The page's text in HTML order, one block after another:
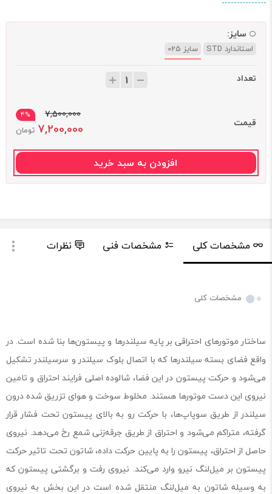
سایز:
استاندارد STD سایز 025
تعداد
قیمت
7,500,000
4%
7,200,000 تومان
افزودن به سبد خرید
مشخصات کلی مشخصات فنی نظرات
مشخصات کلی
ساختار موتورهای احتراقی بر پایه سیلندرها و پیستون‌ها بنا شده است. در
واقع فضای بسته سیلندرها که با اتصال بلوک سیلندر و سرسیلندر تشکیل
می‌شود و حرکت پیستون در این فضا، شالوده اصلی فرایند احتراق و تامین
نیروی این دست موتورها هستند. مخلوط سوخت و هوای تزریق شده درون
سیلندر از طریق سوپاپ‌ها، با حرکت رو به بالای پیستون تحت فشار قرار
گرفته، متراکم می‌شود و احتراق از طریق جرقه‌زنی شمع رخ می‌دهد. نیروی
حاصل از احتراق، پیستون را به پایین حرکت داده، شاتون تحت تاثیر حرکت
پیستون بر میل‌لنگ نیرو وارد می‌کند. نیروی رفت و برگشتی پیستون که
به وسیله شاتون به میل‌لنگ منتقل شده است در این بخش به نیروی